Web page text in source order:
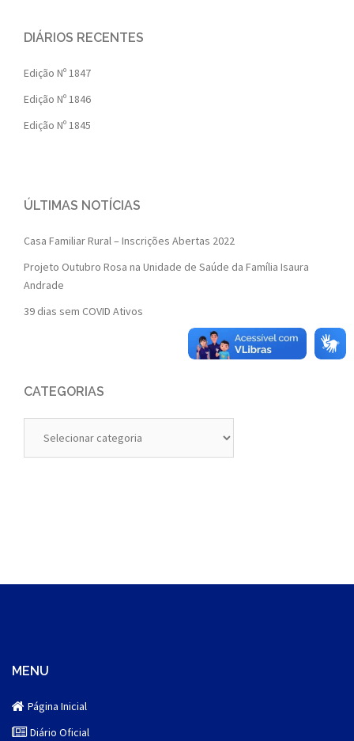
DIÁRIOS RECENTES
Edição Nº 1847
Edição Nº 1846
Edição Nº 1845
ÚLTIMAS NOTÍCIAS
Casa Familiar Rural – Inscrições Abertas 2022
Projeto Outubro Rosa na Unidade de Saúde da Família Isaura
Andrade
39 dias sem COVID Ativos
CATEGORIAS
MENU
Página Inicial
Diário Oficial